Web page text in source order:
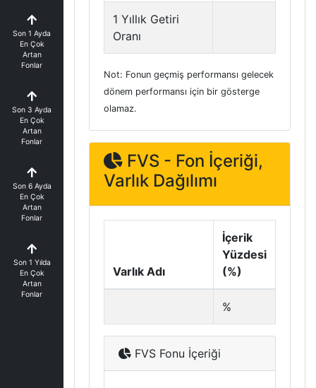
Son 1 Ayda
En Çok
Artan
Fonlar
Son 3 Ayda
En Çok
Artan
Fonlar
Son 6 Ayda
En Çok
Artan
Fonlar
Son 1 Yılda
En Çok
Artan
Fonlar
1 Yıllık Getiri
Oranı
Not: Fonun geçmiş performansı gelecek
dönem performansı için bir gösterge
olamaz.
FVS - Fon İçeriği,
Varlık Dağılımı
Varlık Adı
İçerik
Yüzdesi
(%)
%
FVS Fonu İçeriği